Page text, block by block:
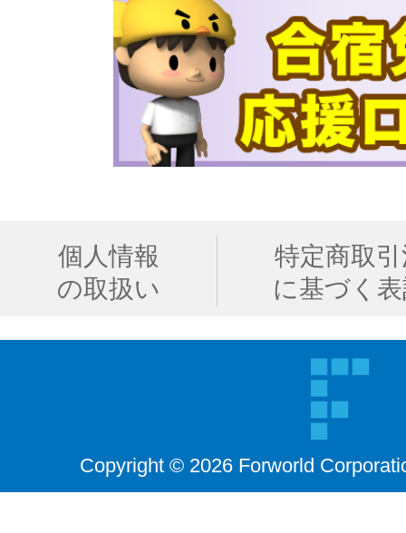
個人情報
の取扱い
特定商取
に基づく
Copyright © 2026 Forworld